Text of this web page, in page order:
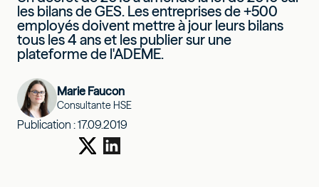
les bilans de GES. Les entreprises de +500
employés doivent mettre à jour leurs bilans
tous les 4 ans et les publier sur une
plateforme de l'ADEME.
Marie Faucon
Consultante HSE
Publication :17.09.2019